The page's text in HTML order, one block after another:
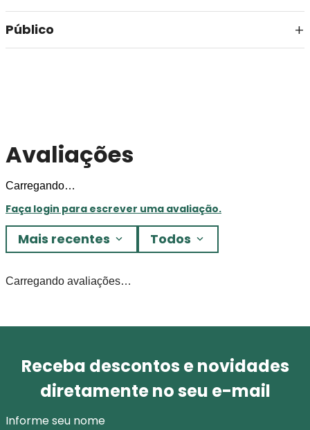
Público
Avaliações
Carregando…
Faça login para escrever uma avaliação.
Mais recentes Todos
Carregando avaliações…
Receba descontos e novidades
diretamente no seu e-mail
Informe seu nome